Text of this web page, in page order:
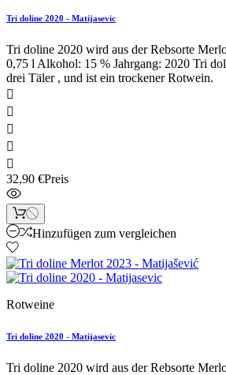
Tri doline 2020 - Matijasevic
Tri doline 2020 wird aus der Rebsorte
0,75 l Alkohol: 15 % Jahrgang: 2020 Tri
drei Täler , und ist ein trockener Rotwein.





32,90 €Preis
Hinzufügen zum vergleichen
Rotweine
Tri doline 2020 - Matijasevic
Tri doline 2020 wird aus der Rebsorte